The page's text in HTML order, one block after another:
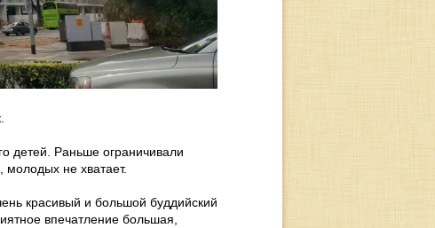
детей. Раньше ограничивали
не хватает.
красивый и большой буддийский
впечатление большая,